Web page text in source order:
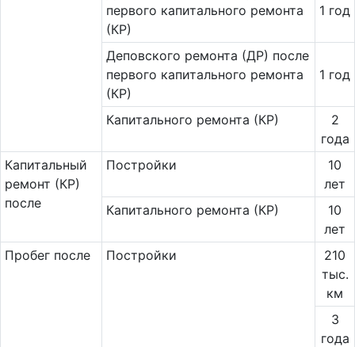
первого капитального ремонта
(КР)
1 год
Деповского ремонта (ДР) после
первого капитального ремонта
(КР)
1 год
Капитального ремонта (КР)
2
года
Ка­пи­таль­ный
ремонт (КР)
после
Постройки
10
лет
Капитального ремонта (КР)
10
лет
Пробег после
Постройки
210
тыс.
км
3
года